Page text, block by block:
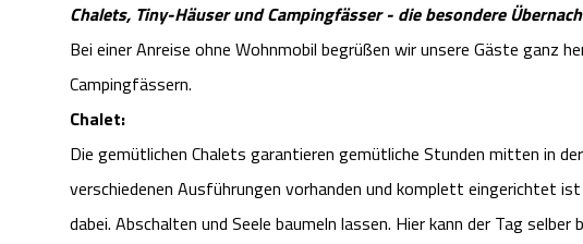
Chalets, Tiny-Häuser und Campingfässer - die besondere
Bei einer Anreise ohne Wohnmobil begrüßen wir unsere Gäste ganz
Campingfässern.
Chalet:
Die gemütlichen Chalets garantieren gemütliche Stunden mitten in
verschiedenen Ausführungen vorhanden und komplett eingerichtet
dabei. Abschalten und Seele baumeln lassen. Hier kann der Tag